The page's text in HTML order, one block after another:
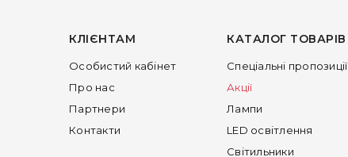
КЛІЄНТАМ
Особистий кабінет
Про нас
Партнери
Контакти
КАТАЛОГ ТОВАРІВ
Спеціальні пропозиції
Акції
Лампи
LED освітлення
Світильники